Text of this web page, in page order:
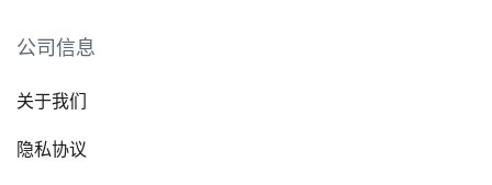
公司信息
关于我们
隐私协议